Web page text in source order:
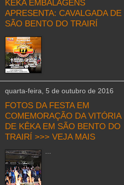
KEKA EMBALAGENS
APRESENTA: CAVALGADA DE
SÃO BENTO DO TRAIRÍ
quarta-feira, 5 de outubro de 2016
FOTOS DA FESTA EM
COMEMORAÇÃO DA VITÓRIA
DE KÊKA EM SÃO BENTO DO
TRAIRÍ >>> VEJA MAIS